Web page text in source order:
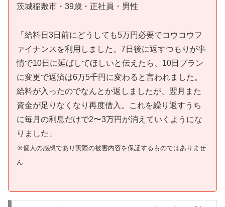
茨城稲敷市・39歳・正社員・男性
「給料日3日前にどうしても5万円必要でコウコウフ
ァイナンスを利用しました。7日後に返すつもりが事
情で10日に延ばしてほしいと伝えたら、10日プラン
に変更で返済は6万5千円に変わると言われました。
給料が入ったのでなんとか返しましたが、翌月また
資金が足りなくなり再度借入。これを繰り返すうち
に毎月の利息だけで2〜3万円が消えていくようにな
りました」
※個人の感想であり実際の被害内容を保証するものではありませ
ん